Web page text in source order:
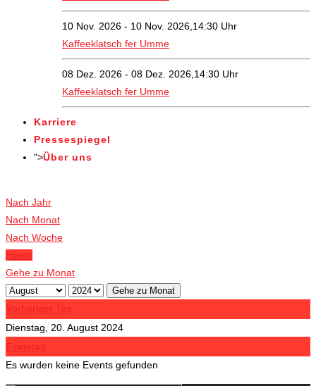
10 Nov. 2026 - 10 Nov. 2026,14:30 Uhr
Kaffeeklatsch fer Umme
08 Dez. 2026 - 08 Dez. 2026,14:30 Uhr
Kaffeeklatsch fer Umme
Karriere
Pressespiegel
">Über uns
Nach Jahr
Nach Monat
Nach Woche
Heute
Gehe zu Monat
Gehe zu Monat
Vorheriger Tag
Dienstag, 20. August 2024
Folgetag
Es wurden keine Events gefunden